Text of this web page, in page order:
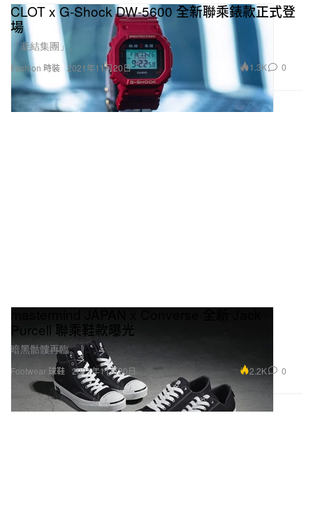
Fashion 時裝
CLOT x G-Shock DW-5600 全新聯乘錶款正式登
場
「凝結集團」。
2021年11月20日 1.3K 0
Footwear 球鞋
Purcell 聯乘鞋款曝光
暗黑骷髏再臨。
2021年11月20日 2.2K 0